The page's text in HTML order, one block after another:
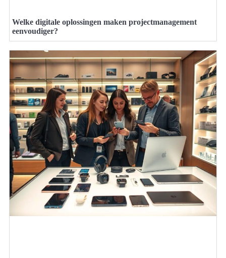
Welke digitale oplossingen maken projectmanagement
eenvoudiger?